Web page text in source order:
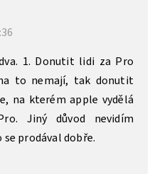
1. Donutit lidi za Pro
to nemají, tak donutit
na kterém apple vydělá
Jiný důvod nevidím
prodával dobře.